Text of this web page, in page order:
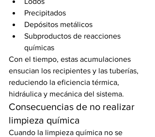
Precipitados
Depósitos metálicos
Subproductos de reacciones
químicas
Con el tiempo, estas acumulaciones
ensucian los recipientes y las tuberías,
reduciendo la eficiencia térmica,
hidráulica y mecánica del sistema.
Consecuencias de no realizar
limpieza química
Cuando la limpieza química no se